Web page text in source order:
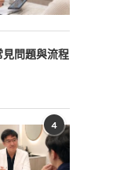
問題與流程
4